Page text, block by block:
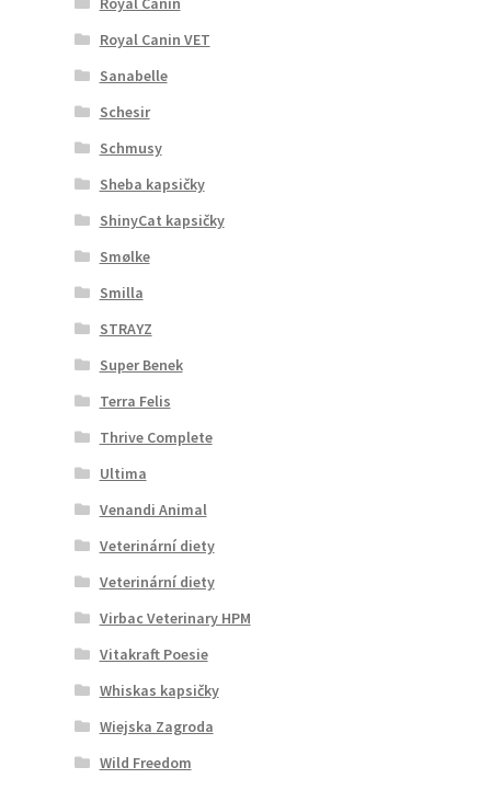
Royal Canin VET
Sanabelle
Schesir
Schmusy
Sheba kapsičky
ShinyCat kapsičky
Smølke
Smilla
STRAYZ
Super Benek
Terra Felis
Thrive Complete
Ultima
Venandi Animal
Veterinární diety
Veterinární diety
Virbac Veterinary HPM
Vitakraft Poesie
Whiskas kapsičky
Wiejska Zagroda
Wild Freedom